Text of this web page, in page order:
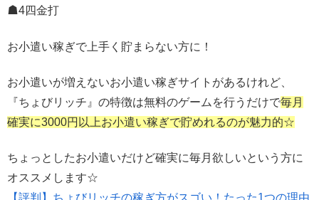
☗4四金打
お小遣い稼ぎで上手く貯まらない方に！
お小遣いが増えないお小遣い稼ぎサイトがあるけれど、
『ちょびリッチ』の特徴は無料のゲームを行うだけで毎月
確実に3000円以上お小遣い稼ぎで貯めれるのが魅力的☆
ちょっとしたお小遣いだけど確実に毎月欲しいという方に
オススメします☆